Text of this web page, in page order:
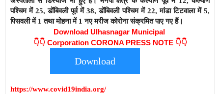
पश्चिम में 25, डोंबिवली पूर्व में 38, डोंबिवली पश्चिम में 22, मांडा टिटवाला में 5,
पिसवली में 1 तथा मोहना में 1 नए मरीज कोरोना संक्रमित पाए गए हैं।
Download Ulhasnagar Municipal
👇👇 Corporation CORONA PRESS NOTE 👇👇
Download
https://www.covid19india.org/